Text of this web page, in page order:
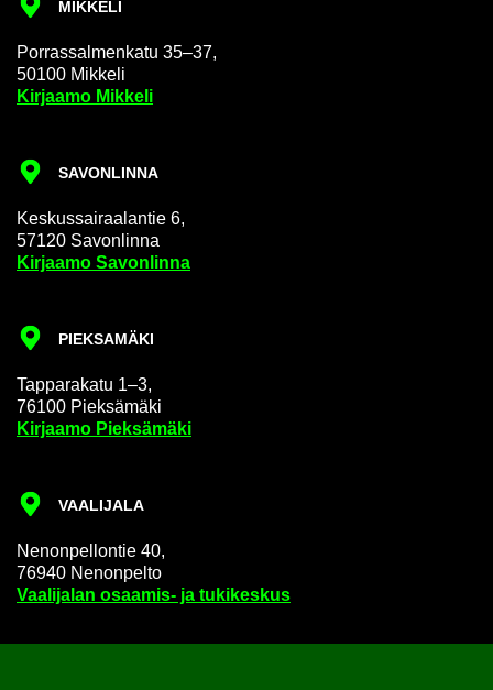
MIK­KE­LI
Por­ras­sal­men­ka­tu 35–37,
50100 Mik­ke­li
Kir­jaa­mo Mik­ke­li
SA­VON­LIN­NA
Kes­kus­sai­raa­lan­tie 6,
57120 Sa­von­lin­na
Kir­jaa­mo Sa­von­lin­na
PIEK­SA­MÄ­KI
Tap­pa­ra­ka­tu 1–3,
76100 Piek­sä­mä­ki
Kir­jaa­mo Piek­sä­mä­ki
VAA­LI­JA­LA
Ne­non­pel­lon­tie 40,
76940 Ne­non­pel­to
Vaa­li­ja­lan osaamis-​ ja tu­ki­kes­kus